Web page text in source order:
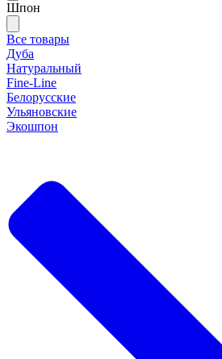
Шпон
Все товары
Дуба
Натуральный
Fine-Line
Белорусские
Ульяновские
Экошпон